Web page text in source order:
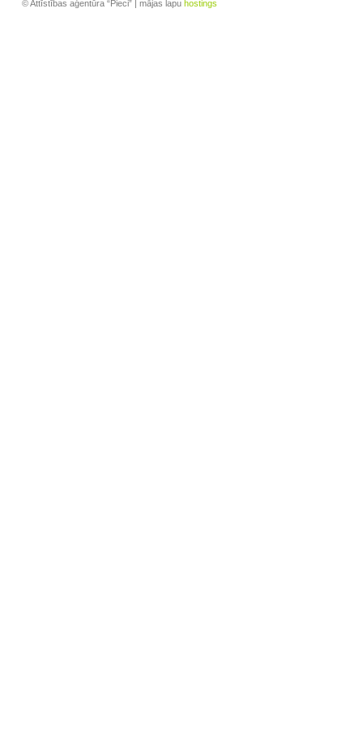
© Attīstības aģentūra “Pieci” | mājas lapu hostings